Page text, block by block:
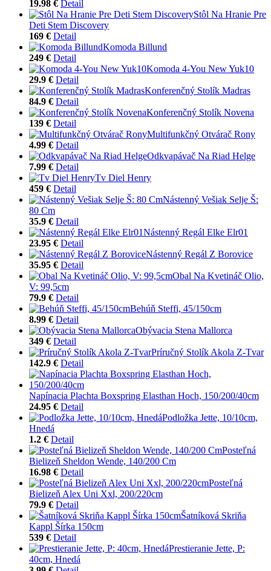
19.98 € Detail
Stôl Na Hranie Pre
Deti Stem Discovery
169 € Detail
Komoda Billund
249 € Detail
Komoda 4-You New Yuk10
29.9 € Detail
Konferenčný Stolík Madras
84.9 € Detail
Konferenčný Stolík Novena
139 € Detail
Multifunkčný Otvárač Rony
4.99 € Detail
Odkvapávač Na Riad Helge
7.99 € Detail
Tv Diel Henry
459 € Detail
Nástenný Vešiak Selje Š:
80 Cm
35.9 € Detail
Nástenný Regál Elke Elr01
23.95 € Detail
Nástenný Regál Z Borovice
35.95 € Detail
Obal Na Kvetináč Olio,
V: 99,5cm
79.9 € Detail
Behúň Steffi, 45/150cm
8.99 € Detail
Obývacia Stena Mallorca
349 € Detail
Príručný Stolík Akola Z-Tvar
142.9 € Detail
Napínacia Plachta Boxspring Elasthan Hoch, 150/200/40cm
24.95 € Detail
Podložka Jette, 10/10cm,
Hnedá
1.2 € Detail
Posteľná
Bielizeň Sheldon Wende, 140/200 Cm
16.98 € Detail
Posteľná
Bielizeň Alex Uni Xxl, 200/220cm
79.9 € Detail
Šatníková Skriňa
Kappl Šírka 150cm
539 € Detail
Prestieranie Jette, P:
40cm, Hnedá